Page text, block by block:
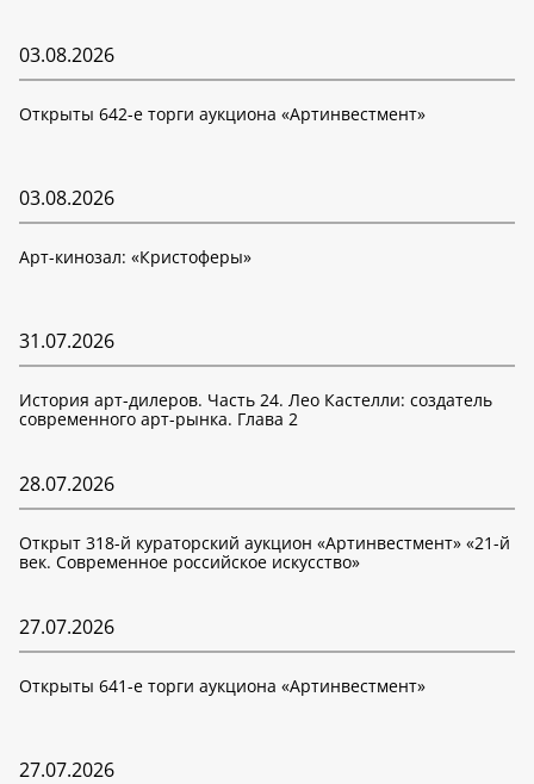
03.08.2026
Открыты 642-е торги аукциона «Артинвестмент»
03.08.2026
Арт-кинозал: «Кристоферы»
31.07.2026
История арт-дилеров. Часть 24. Лео Кастелли: создатель
современного арт-рынка. Глава 2
28.07.2026
Открыт 318-й кураторский аукцион «Артинвестмент» «21-й
век. Современное российское искусство»
27.07.2026
Открыты 641-е торги аукциона «Артинвестмент»
27.07.2026